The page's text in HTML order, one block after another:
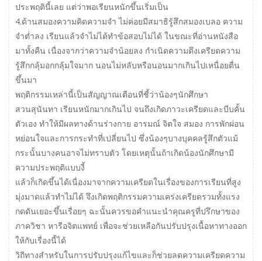
ประพฤตินี้เลย แต่ว่าพอเรียนหนักขึ้นเริ่มเป็น
4.ด้านสมองความคิดความจำ ไม่ค่อยมีสมาธิรู้สึกสมองเบลอ ความ
จำต่ำลง เรียนแล้วจำไม่ได้ทำข้อสอบไม่ได้ ในขณะที่อ่านหนังสือ
มาทั้งคืน เนื่องจากว่าความจำน้อยลง กำเนิดความตึงเครียดความ
รู้สึกกลุ้มอกกลุ้มใจมาก นอนไม่หลับหรือนอนมากเกินไปเหนื่อยตื่น
ขึ้นมา
พฤติกรรมเหล่านี้เป็นสัญญาณเตือนที่ชี้ว่าน้องๆนักศึกษา
สวนสุนันทา เรียนหนักมากเกินไป จนถึงเกิดภาวะเครียดและบีบคั้น
ตัวเอง ทำให้มีผลทางด้านร่างกาย อารมณ์ จิตใจ สมอง การพักผ่อน
หย่อนใจและการกระทำที่เปลี่ยนไป ซึ่งน้องๆบางบุคคลรู้สึกตัวแม้
กระนั้นบางคนอาจไม่ทราบตัว โดยเหตุนั้นถ้าเกิดน้องนักศึกษามี
ความประพฤติแบบงี้
แล้วก็เกิดขึ้นได้เนื่องมาจากความเครียดในเรื่องของการเรียนที่สูง
มุ่งมาดแล้วทำไม่ได้ จึงเกิดพฤติกรรมความเคร่งเครียดรวมทั้งแรง
กดดันเยอะขึ้นเรื่อยๆ ฉะนั้นควรขอคำแนะนำคุณครูที่ปรึกษาของ
ภาควิชา หารือจิตแพทย์ เพื่อจะช่วยเหลือกันปรับปรุงเนื้อหาทางออก
ให้กับเรื่องนี้ได้
วิถีทางสำหรับในการปรับปรุงแก้ไขและก็ช่วยลดความเครียดความ